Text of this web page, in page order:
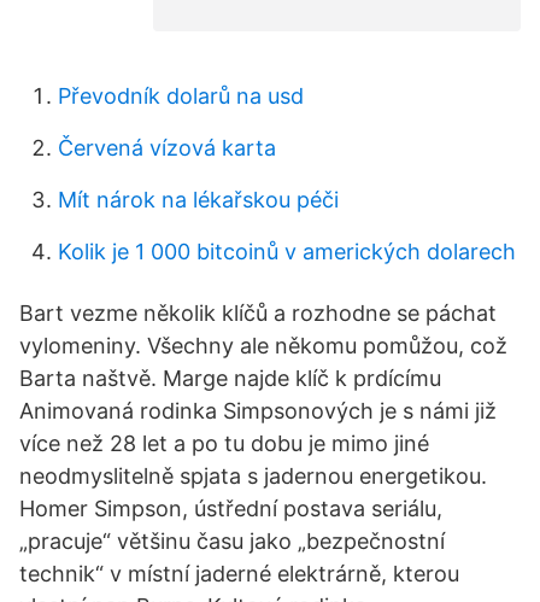
Převodník dolarů na usd
Červená vízová karta
Mít nárok na lékařskou péči
Kolik je 1 000 bitcoinů v amerických dolarech
Bart vezme několik klíčů a rozhodne se páchat
vylomeniny. Všechny ale někomu pomůžou, což
Barta naštvě. Marge najde klíč k prdícímu
Animovaná rodinka Simpsonových je s námi již
více než 28 let a po tu dobu je mimo jiné
neodmyslitelně spjata s jadernou energetikou.
Homer Simpson, ústřední postava seriálu,
„pracuje“ většinu času jako „bezpečnostní
technik“ v místní jaderné elektrárně, kterou